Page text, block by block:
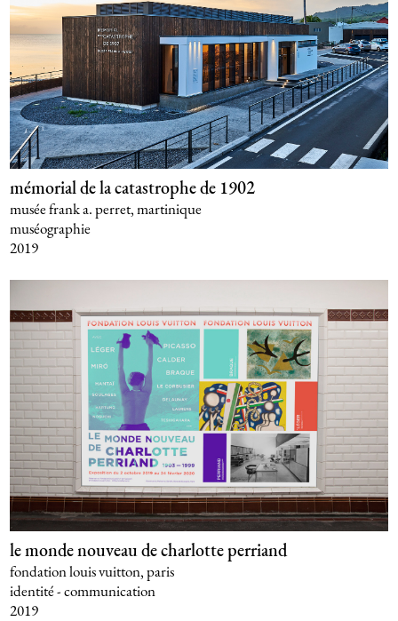
mémorial de la catastrophe de 1902
musée frank a. perret, martinique
muséographie
2019
le monde nouveau de charlotte perriand
fondation louis vuitton, paris
identité - communication
2019